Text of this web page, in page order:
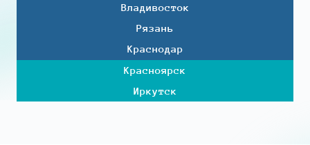
Владивосток
Рязань
Краснодар
Красноярск
Иркутск